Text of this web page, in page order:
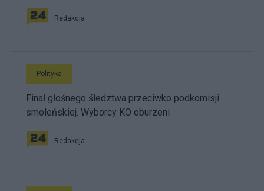
Redakcja
Polityka
Finał głośnego śledztwa przeciwko podkomisji
smoleńskiej. Wyborcy KO oburzeni
Redakcja